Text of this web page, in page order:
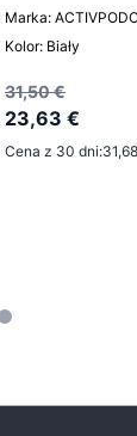
Marka:
Kolor: Biały
31,50 €
23,63 €
Cena z 30 dni: